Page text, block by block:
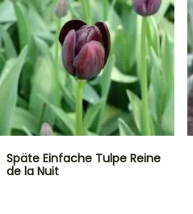
Späte Einfache Tulpe Reine
de la Nuit